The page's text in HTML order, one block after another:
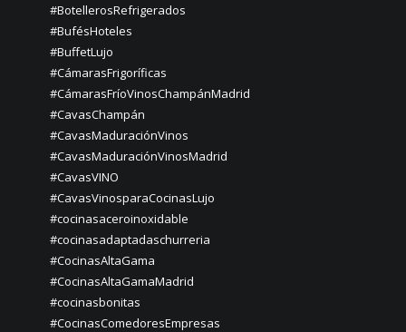
#BotellerosRefrigerados
#BufésHoteles
#BuffetLujo
#CámarasFrigoríficas
#CámarasFríoVinosChampánMadrid
#CavasChampán
#CavasMaduraciónVinos
#CavasMaduraciónVinosMadrid
#CavasVINO
#CavasVinosparaCocinasLujo
#cocinasaceroinoxidable
#cocinasadaptadaschurreria
#CocinasAltaGama
#CocinasAltaGamaMadrid
#cocinasbonitas
#CocinasComedoresEmpresas